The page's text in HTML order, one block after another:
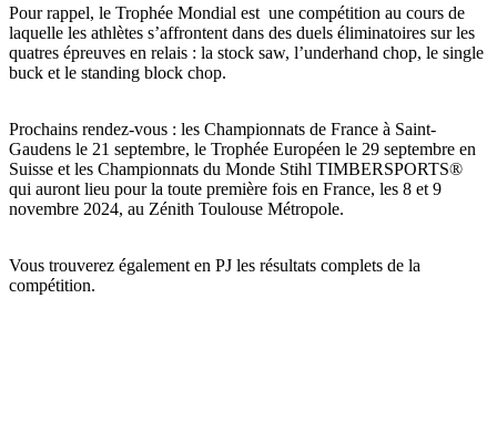
Pour rappel, le Trophée Mondial est une compétition au cours de
laquelle les athlètes s’affrontent dans des duels éliminatoires sur les
quatres épreuves en relais : la stock saw, l’underhand chop, le single
buck et le standing block chop.
Prochains rendez-vous : les Championnats de France à Saint-
Gaudens le 21 septembre, le Trophée Européen le 29 septembre en
Suisse et les Championnats du Monde Stihl TIMBERSPORTS®
qui auront lieu pour la toute première fois en France, les 8 et 9
novembre 2024, au Zénith Toulouse Métropole.
Vous trouverez également en PJ les résultats complets de la
compétition.